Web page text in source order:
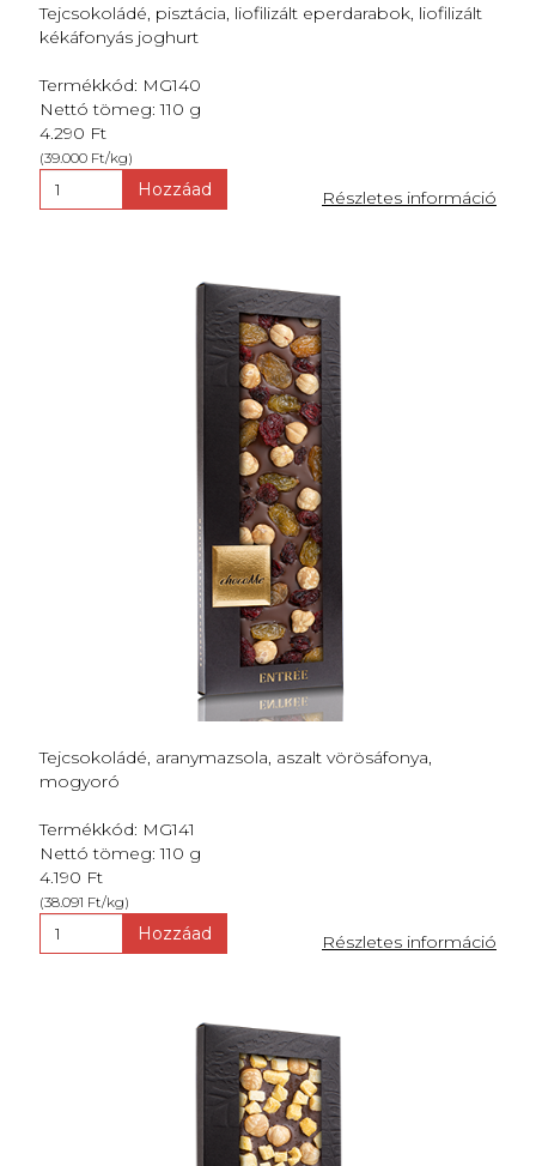
Tejcsokoládé, pisztácia, liofilizált eperdarabok, liofilizált
kékáfonyás joghurt
Termékkód: MG140
Nettó tömeg: 110 g
4.290 Ft
(39.000 Ft/kg)
Hozzáad Részletes információ
Tejcsokoládé, aranymazsola, aszalt vörösáfonya,
mogyoró
Termékkód: MG141
Nettó tömeg: 110 g
4.190 Ft
(38.091 Ft/kg)
Hozzáad Részletes információ